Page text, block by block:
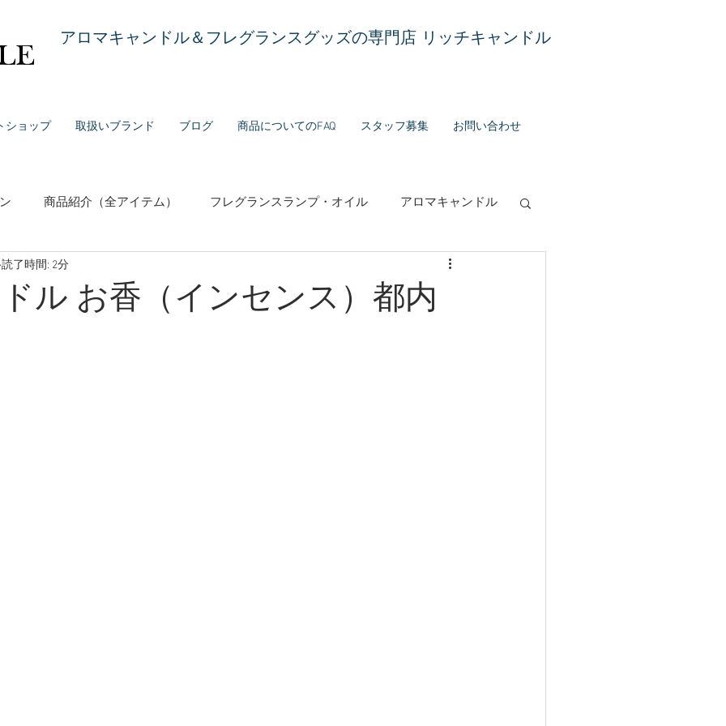
アロマキャンドル＆フレグランスグッズの専門店 リッチキャンドル
ショップ 取扱いブランド ブログ 商品についてのFAQ スタッフ募集 お問い合わせ
商品紹介（全アイテム） フレグランスランプ・オイル アロマキャンドル
ンス（お香）
ル お香（インセンス）都内
読了時間: 2分
価されています。